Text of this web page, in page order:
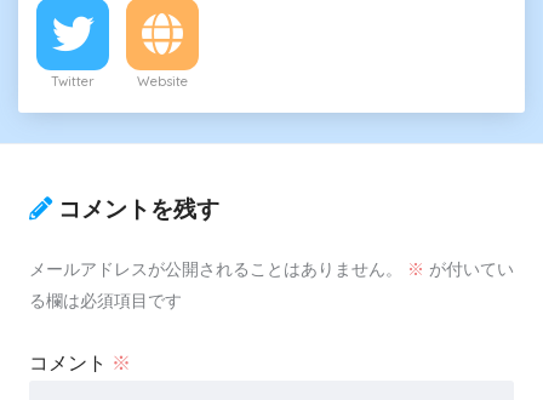
Twitter Website
コメントを残す
メールアドレスが公開されることはありません。 ※ が付いてい
る欄は必須項目です
コメント ※